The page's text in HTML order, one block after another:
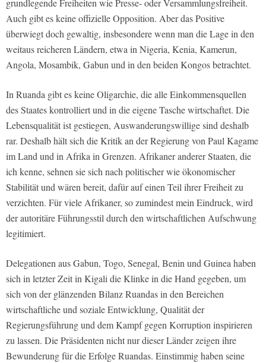
grundlegende Freiheiten wie Presse- oder Versammlungsfreiheit.
Auch gibt es keine offizielle Opposition. Aber das Positive
überwiegt doch gewaltig, insbesondere wenn man die Lage in den
weitaus reicheren Ländern, etwa in Nigeria, Kenia, Kamerun,
Angola, Mosambik, Gabun und in den beiden Kongos betrachtet.
In Ruanda gibt es keine Oligarchie, die alle Einkommensquellen
des Staates kontrolliert und in die eigene Tasche wirtschaftet. Die
Lebensqualität ist gestiegen, Auswanderungswillige sind deshalb
rar. Deshalb hält sich die Kritik an der Regierung von Paul Kagame
im Land und in Afrika in Grenzen. Afrikaner anderer Staaten, die
ich kenne, sehnen sie sich nach politischer wie ökonomischer
Stabilität und wären bereit, dafür auf einen Teil ihrer Freiheit zu
verzichten. Für viele Afrikaner, so zumindest mein Eindruck, wird
der autoritäre Führungsstil durch den wirtschaftlichen Aufschwung
legitimiert.
Delegationen aus Gabun, Togo, Senegal, Benin und Guinea haben
sich in letzter Zeit in Kigali die Klinke in die Hand gegeben, um
sich von der glänzenden Bilanz Ruandas in den Bereichen
wirtschaftliche und soziale Entwicklung, Qualität der
Regierungsführung und dem Kampf gegen Korruption inspirieren
zu lassen. Die Präsidenten nicht nur dieser Länder zeigen ihre
Bewunderung für die Erfolge Ruandas. Einstimmig haben seine